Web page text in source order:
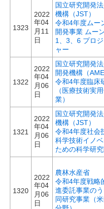
1323
2022
年04
月11
日
国立研究開発
機構（JST）
令和4年度ムー
開発事業 ムー
1、3、6 プロ
ャー
1322
2022
年04
月06
日
国立研究開発
開発機構（
令和4年度臨床
（医療技術実
業）
1321
2022
年04
月06
日
国立研究開発
機構（JST）
令和4年度社会
科学技術イノ
ための科学研
1320
2022
年04
月06
日
農林水産省
令和4年度戦略
進委託事業の
同研究事業（